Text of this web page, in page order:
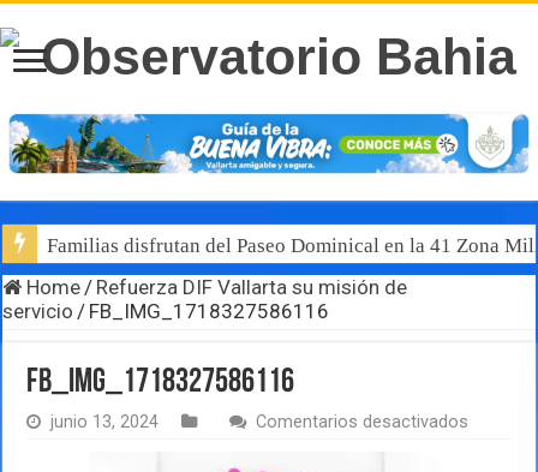
Familias disfrutan del Paseo Dominical en la 41 Zona
Home/ Refuerza DIF Vallarta su misión de
servicio / FB_IMG_1718327586116
FB_IMG_1718327586116
junio 13, 2024 Comentarios desactivados